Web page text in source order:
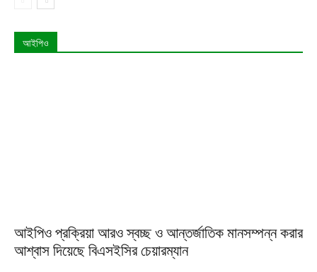
আইপিও
আইপিও প্রক্রিয়া আরও স্বচ্ছ ও আন্তর্জাতিক মানসম্পন্ন করার
আশ্বাস দিয়েছে বিএসইসির চেয়ারম্যান